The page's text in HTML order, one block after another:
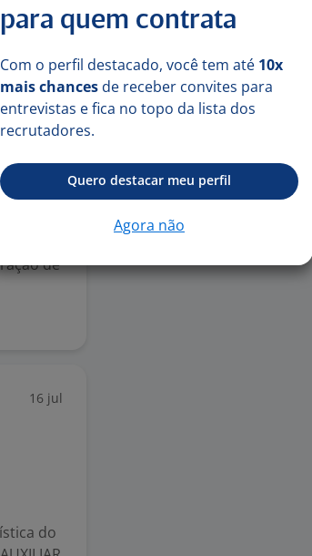
20 jul
de
16 jul
do
para quem contrata
Com o perfil destacado, você tem até 10x
mais chances de receber convites para
entrevistas e fica no topo da lista dos
recrutadores.
Quero destacar meu perfil
Agora não